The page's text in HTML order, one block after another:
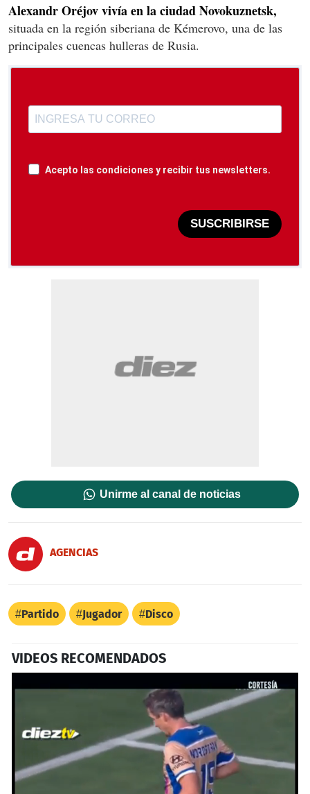
Alexandr Oréjov vivía en la ciudad Novokuznetsk,
situada en la región siberiana de Kémerovo, una de las
principales cuencas hulleras de Rusia.
Acepto las condiciones y recibir tus newsletters.
SUSCRIBIRSE
Unirme al canal de noticias
AGENCIAS
Partido Jugador Disco
VIDEOS RECOMENDADOS